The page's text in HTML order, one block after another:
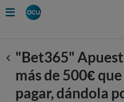
Anterior
"Bet365"
más de 500€
pagar, dándola